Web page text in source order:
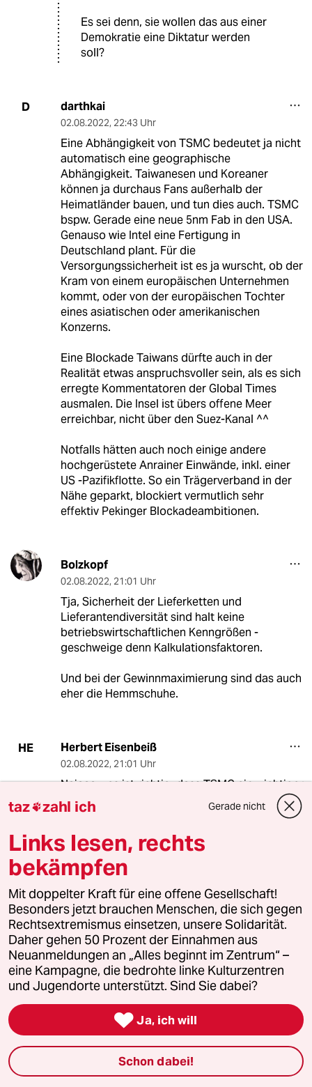
Es sei denn, sie wollen das aus einer
Demokratie eine Diktatur werden
soll?
D darthkai
02.08.2022, 22:43 Uhr
Eine Abhängigkeit von TSMC bedeutet ja nicht
automatisch eine geographische
Abhängigkeit. Taiwanesen und Koreaner
können ja durchaus Fans außerhalb der
Heimatländer bauen, und tun dies auch. TSMC
bspw. Gerade eine neue 5nm Fab in den USA.
Genauso wie Intel eine Fertigung in
Deutschland plant. Für die
Versorgungssicherheit ist es ja wurscht, ob der
Kram von einem europäischen Unternehmen
kommt, oder von der europäischen Tochter
eines asiatischen oder amerikanischen
Konzerns.
Eine Blockade Taiwans dürfte auch in der
Realität etwas anspruchsvoller sein, als es sich
erregte Kommentatoren der Global Times
ausmalen. Die Insel ist übers offene Meer
erreichbar, nicht über den Suez-Kanal ^^
Notfalls hätten auch noch einige andere
hochgerüstete Anrainer Einwände, inkl. einer
US -Pazifikflotte. So ein Trägerverband in der
Nähe geparkt, blockiert vermutlich sehr
effektiv Pekinger Blockadeambitionen.
Bolzkopf
02.08.2022, 21:01 Uhr
Tja, Sicherheit der Lieferketten und
Lieferantendiversität sind halt keine
betriebswirtschaftlichen Kenngrößen -
geschweige denn Kalkulationsfaktoren.
Und bei der Gewinnmaximierung sind das auch
eher die Hemmschuhe.
HE Herbert Eisenbeiß
02.08.2022, 21:01 Uhr
Najaaa... es ist richtig, dass TSMC ein wichtiger
Auftragsfertiger ist. ABER: die
Lithographiemaschinen, welche TSMC, Intel,
der Firma ASML aus den Niederlanden. Die
darin verbauten Optiken stellt übrigens die
Carl Zeiss AG her.
Von daher - selbst wenn TSMC den Bach runter
geht, die Technik für die Maschinen kommt aus
Europa. Früher - in den 80ern und 90ern -
waren hier mal die Japaner marktführend,
Canon und Nikon. ASML aber hat denen den
Schneid abgekauft, so dass diese sich
komplett aus diesem Markt zurückgezogen
Christian Lange
03.08.2022,10:36 Uhr
taz zahl ich Gerade nicht
Links lesen, rechts
bekämpfen
Mit doppelter Kraft für eine offene Gesellschaft!
Besonders jetzt brauchen Menschen, die sich gegen
Rechtsextremismus einsetzen, unsere Solidarität.
Daher gehen 50 Prozent der Einnahmen aus
Neuanmeldungen an „Alles beginnt im Zentrum“ –
eine Kampagne, die bedrohte linke Kulturzentren
und Jugendorte unterstützt. Sind Sie dabei?
 Ja, ich will
Schon dabei!